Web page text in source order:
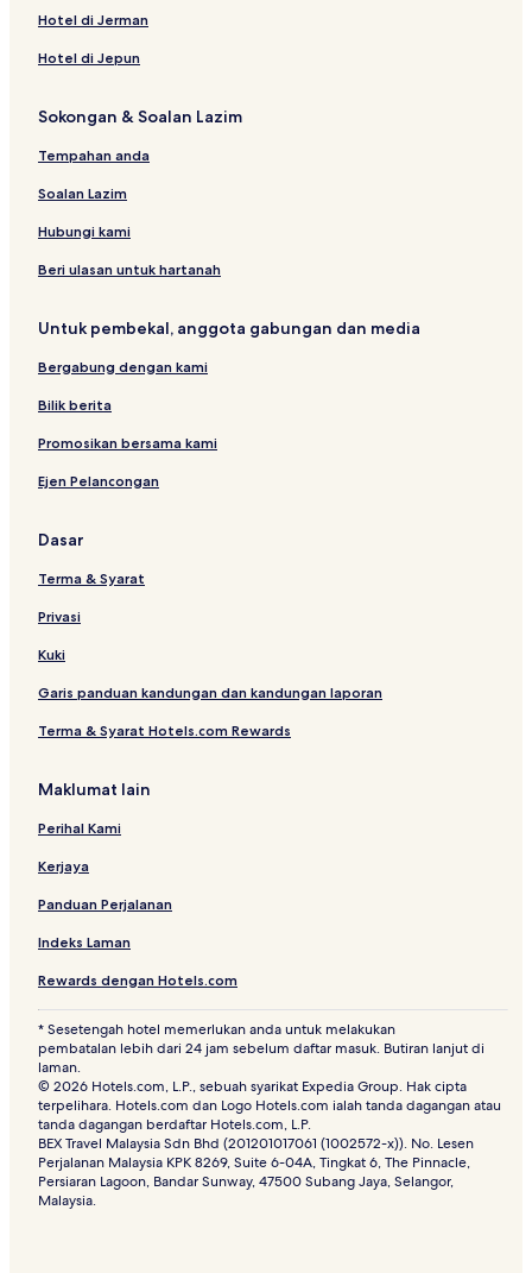
Hotel di Jerman
Hotel di Jepun
Sokongan & Soalan Lazim
Tempahan anda
Soalan Lazim
Hubungi kami
Beri ulasan untuk hartanah
Untuk pembekal, anggota gabungan dan media
Bergabung dengan kami
Bilik berita
Promosikan bersama kami
Ejen Pelancongan
Dasar
Terma & Syarat
Privasi
Kuki
Garis panduan kandungan dan kandungan laporan
Terma & Syarat Hotels.com Rewards
Maklumat lain
Perihal Kami
Kerjaya
Panduan Perjalanan
Indeks Laman
Rewards dengan Hotels.com
* Sesetengah hotel memerlukan anda untuk melakukan
pembatalan lebih dari 24 jam sebelum daftar masuk. Butiran lanjut di
laman.
© 2026 Hotels.com, L.P., sebuah syarikat Expedia Group. Hak cipta
terpelihara. Hotels.com dan Logo Hotels.com ialah tanda dagangan atau
tanda dagangan berdaftar Hotels.com, L.P.
BEX Travel Malaysia Sdn Bhd (201201017061 (1002572-x)). No. Lesen
Perjalanan Malaysia KPK 8269, Suite 6-04A, Tingkat 6, The Pinnacle,
Persiaran Lagoon, Bandar Sunway, 47500 Subang Jaya, Selangor,
Malaysia.